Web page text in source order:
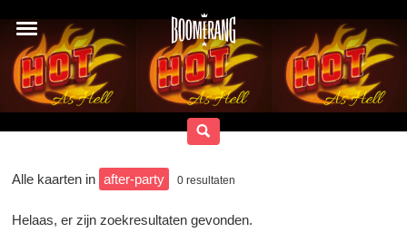
Alle kaarten in after-party 0 resultaten
Helaas, er zijn zoekresultaten gevonden.